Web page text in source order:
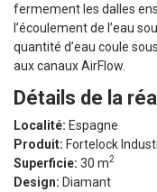
fermement les dalles
l’écoulement de l’eau
quantité d’eau coule
aux canaux AirFlow.
Détails de la
Localité: Espagne
Produit: Fortelock
Superficie: 30 m2
Design: Diamant